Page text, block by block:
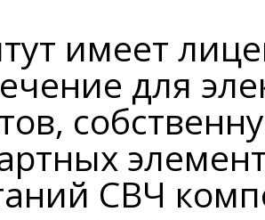
имеет
для
СВЧ